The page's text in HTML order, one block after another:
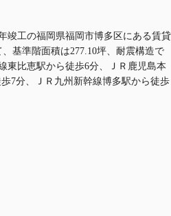
竣工の福岡県福岡市博多区にある賃貸
基準階面積は277.10坪、耐震構造で
東比恵駅から徒歩6分、ＪＲ鹿児島本
7分、ＪＲ九州新幹線博多駅から徒歩